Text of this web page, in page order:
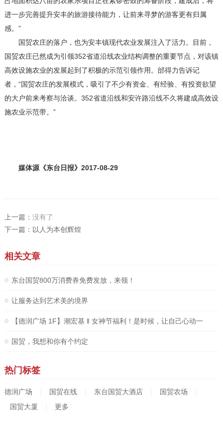
进一步完善提升安丰的旅游接待能力，让前来寻梦的游客更有归属
感。”
国贸农庄的落户，也为安丰镇现代农业发展注入了活力。目前，
国贸农庄已然成为引领352省道沿线农业结构调整的重要节点，对该镇
高效设施农业的发展起到了积极的示范引领作用。邰得力告诉记
者，“国贸农庄的发展模式，吸引了不少有资金、有经验、有投资欲望
的大户前来考察与洽谈。352省道沿线和安许路沿线不久将建成高效设
施农业示范带。”
媒体源《东台日报》2017-08-29
上一篇： 没有了
下一篇： 以人为本创辉煌
相关文章
东台国贸800万消费券免费发放，来领！
让服务达到艺术美的境界
【德润广场 1F】潮宏基 ‖ 女神节福利！是时候，让自己心动一
次！
国贸，我想和你有个约定
热门标签
德润广场 国贸在线 东台国贸大酒店 国贸农场
国贸大厦
更多